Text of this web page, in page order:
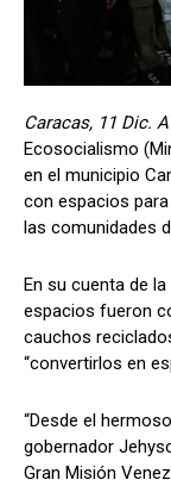
Caracas, 11 Dic.
Ecosocialismo
en el municipio
con espacios
las comunidades
En su cuenta de
espacios fueron
cauchos
“convertirlos en
“Desde el
gobernador
Gran Misión